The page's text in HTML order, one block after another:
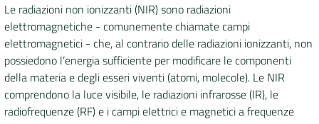
Le radiazioni non ionizzanti (NIR) sono radiazioni
elettromagnetiche - comunemente chiamate campi
elettromagnetici - che, al contrario delle radiazioni ionizzanti, non
possiedono l’energia sufficiente per modificare le componenti
della materia e degli esseri viventi (atomi, molecole). Le NIR
comprendono la luce visibile, le radiazioni infrarosse (IR), le
radiofrequenze (RF) e i campi elettrici e magnetici a frequenze